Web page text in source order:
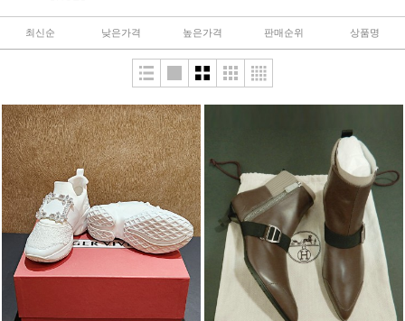
최신순 낮은가격 높은가격 판매순위 상품명